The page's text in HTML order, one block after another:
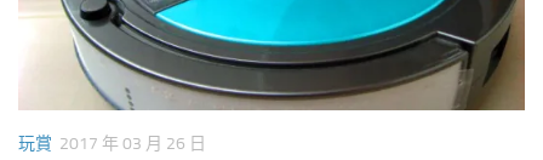
玩賞 2017 年 03 月 26 日